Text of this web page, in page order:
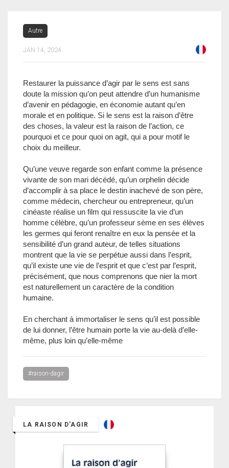
Autre
JAN 14, 2024
Restaurer la puissance d’agir par le sens est sans
doute la mission qu’on peut attendre d’un humanisme
d’avenir en pédagogie, en économie autant qu’en
morale et en politique. Si le sens est la raison d’être
des choses, la valeur est la raison de l’action, ce
pourquoi et ce pour quoi on agit, qui a pour motif le
choix du meilleur.
Qu’une veuve regarde son enfant comme la présence
vivante de son mari décédé, qu’un orphelin décide
d’accomplir à sa place le destin inachevé de son père,
comme médecin, chercheur ou entrepreneur, qu’un
cinéaste réalise un film qui ressuscite la vie d’un
homme célèbre, qu’un professeur sème en ses élèves
les germes qui feront renaître en eux la pensée et la
sensibilité d’un grand auteur, de telles situations
montrent que la vie se perpétue aussi dans l’esprit,
qu’il existe une vie de l’esprit et que c’est par l’esprit,
précisément, que nous comprenons que nier la mort
est naturellement un caractère de la condition
humaine.
En cherchant à immortaliser le sens qu’il est possible
de lui donner, l’être humain porte la vie au-delà d’elle-
même, plus loin qu’elle-même
#raison-dagir
LA RAISON D'AGIR